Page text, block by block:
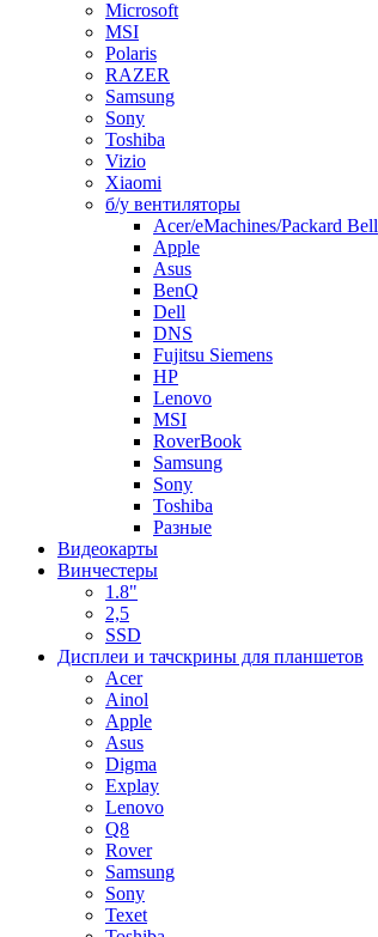
Microsoft
MSI
Polaris
RAZER
Samsung
Sony
Toshiba
Vizio
Xiaomi
б/у вентиляторы
Acer/eMachines/Packard Bell
Apple
Asus
BenQ
Dell
DNS
Fujitsu Siemens
HP
Lenovo
MSI
RoverBook
Samsung
Sony
Toshiba
Разные
Видеокарты
Винчестеры
1.8"
2,5
SSD
Дисплеи и тачскрины для планшетов
Acer
Ainol
Apple
Asus
Digma
Explay
Lenovo
Q8
Rover
Samsung
Sony
Texet